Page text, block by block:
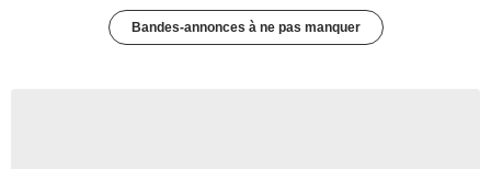
Bandes-annonces à ne pas manquer